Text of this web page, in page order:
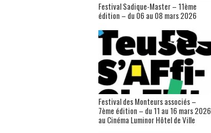
Festival Sadique-Master – 11ème
édition – du 06 au 08 mars 2026
Festival des Monteurs associés –
7ème édition – du 11 au 16 mars 2026
au Cinéma Luminor Hôtel de Ville